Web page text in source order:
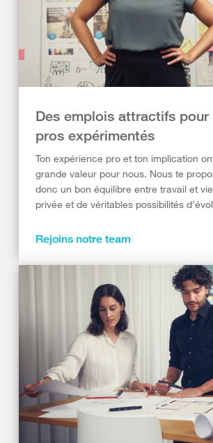
Des emplois attractifs pour
pros expérimentés
Ton expérience pro et ton implication
grande valeur pour nous. Nous te
donc un bon équilibre entre travail et vie
privée et de véritables possibilités
Rejoins notre team